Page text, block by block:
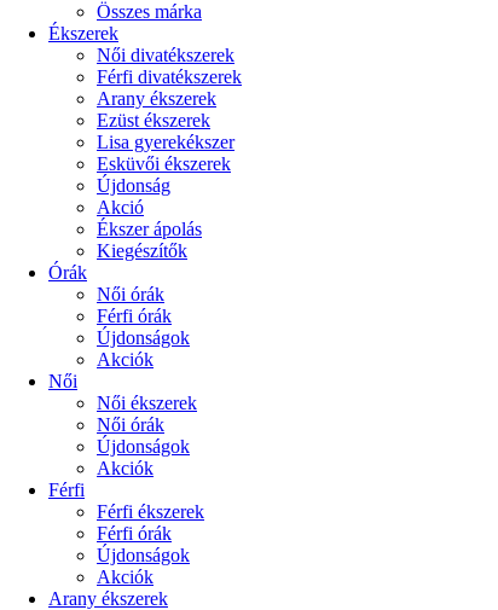
Összes márka
Ékszerek
Női divatékszerek
Férfi divatékszerek
Arany ékszerek
Ezüst ékszerek
Lisa gyerekékszer
Esküvői ékszerek
Újdonság
Akció
Ékszer ápolás
Kiegészítők
Órák
Női órák
Férfi órák
Újdonságok
Akciók
Női
Női ékszerek
Női órák
Újdonságok
Akciók
Férfi
Férfi ékszerek
Férfi órák
Újdonságok
Akciók
Arany ékszerek